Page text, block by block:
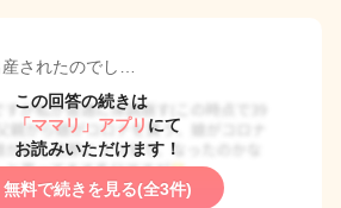
されたのでし…
この回答の続きは
「ママリ」アプリ にて
お読みいただけます！
無料で続きを見る(全3件)